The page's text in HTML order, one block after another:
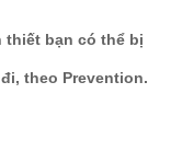
thiết bạn có thể bị
theo Prevention.